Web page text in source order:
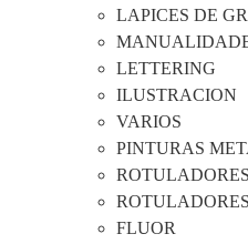
LAPICES DE
LETTERING
ILUSTRACION
VARIOS
PINTURAS
FLUOR